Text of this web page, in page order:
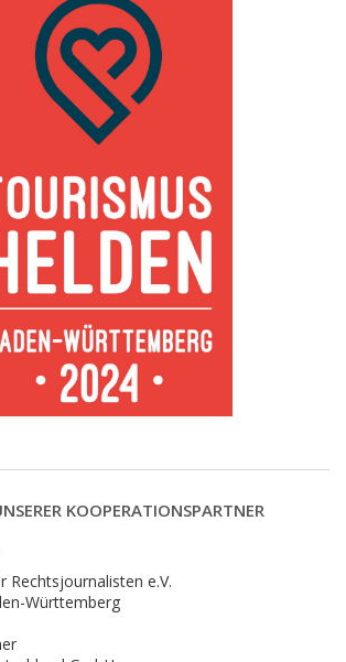
KOOPERATIONSPARTNER
Rechtsjournalisten e.V.
Württemberg